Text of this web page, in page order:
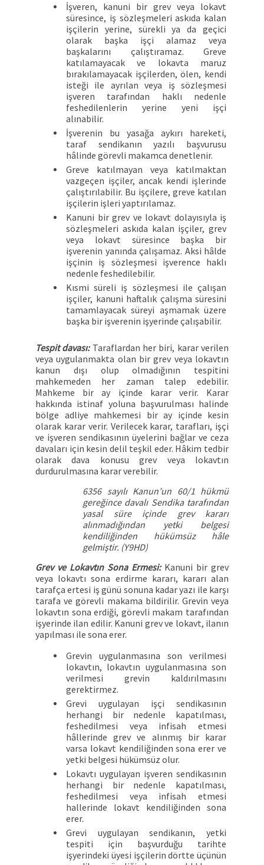
İşveren, kanuni bir grev veya lokavt
süresince, iş sözleşmeleri askıda kalan
işçilerin yerine, sürekli ya da geçici
olarak başka işçi alamaz veya
başkalarını çalıştıramaz. Greve
katılamayacak ve lokavta maruz
bırakılamayacak işçilerden, ölen, kendi
isteği ile ayrılan veya iş sözleşmesi
işveren tarafından haklı nedenle
feshedilenlerin yerine yeni işçi
alınabilir.
İşverenin bu yasağa aykırı hareketi,
taraf sendikanın yazılı başvurusu
hâlinde görevli makamca denetlenir.
Greve katılmayan veya katılmaktan
vazgeçen işçiler, ancak kendi işlerinde
çalıştırılabilir. Bu işçilere, greve katılan
işçilerin işleri yaptırılamaz.
Kanuni bir grev ve lokavt dolayısıyla iş
sözleşmeleri askıda kalan işçiler, grev
veya lokavt süresince başka bir
işverenin yanında çalışamaz. Aksi hâlde
işçinin iş sözleşmesi işverence haklı
nedenle feshedilebilir.
Kısmi süreli iş sözleşmesi ile çalışan
işçiler, kanuni haftalık çalışma süresini
tamamlayacak süreyi aşmamak üzere
başka bir işverenin işyerinde çalışabilir.
Tespit davası:Taraflardan her biri, karar verilen
veya uygulanmakta olan bir grev veya lokavtın
kanun dışı olup olmadığının tespitini
mahkemeden her zaman talep edebilir.
Mahkeme bir ay içinde karar verir. Karar
hakkında istinaf yoluna başvurulması halinde
bölge adliye mahkemesi bir ay içinde kesin
olarak karar verir. Verilecek karar, tarafları, işçi
ve işveren sendikasının üyelerini bağlar ve ceza
davaları için kesin delil teşkil eder. Hâkim tedbir
olarak dava konusu grev veya lokavtın
durdurulmasına karar verebilir.
6356 sayılı Kanun’un 60/1 hükmü
gereğince davalı Sendika tarafından
yasal süre içinde grev kararı
alınmadığından yetki belgesi
kendiliğinden hükümsüz hâle
gelmiştir. (Y9HD)
Grev ve Lokavtın Sona Ermesi:Kanuni bir grev
veya lokavtı sona erdirme kararı, kararı alan
tarafça ertesi iş günü sonuna kadar yazı ile karşı
tarafa ve görevli makama bildirilir. Grevin veya
lokavtın sona erdiği, görevli makam tarafından
işyerinde ilan edilir. Kanuni grev ve lokavt, ilanın
yapılması ile sona erer.
Grevin uygulanmasına son verilmesi
lokavtın, lokavtın uygulanmasına son
verilmesi grevin kaldırılmasını
gerektirmez.
Grevi uygulayan işçi sendikasının
herhangi bir nedenle kapatılması,
feshedilmesi veya infisah etmesi
hâllerinde grev ve alınmış bir karar
varsa lokavt kendiliğinden sona erer ve
yetki belgesi hükümsüz olur.
Lokavtı uygulayan işveren sendikasının
herhangi bir nedenle kapatılması,
feshedilmesi veya infisah etmesi
hallerinde lokavt kendiliğinden sona
erer.
Grevi uygulayan sendikanın, yetki
tespiti için başvurduğu tarihte
işyerindeki üyesi işçilerin dörtte üçünün